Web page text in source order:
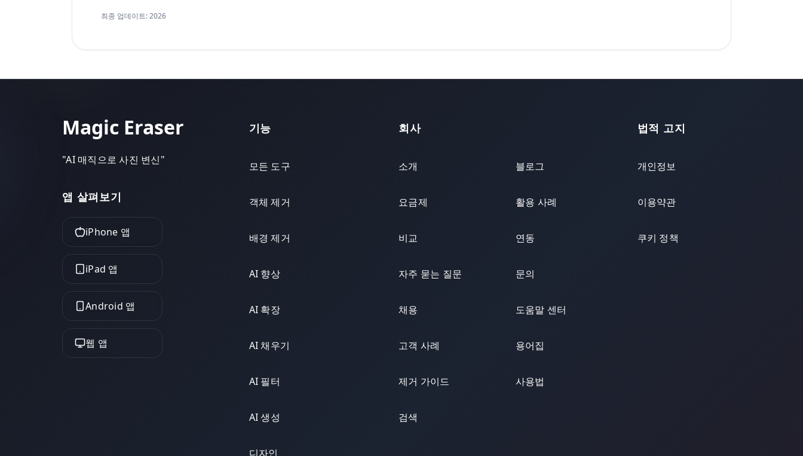
최종 업데이트: 2026
Magic Eraser
"AI 매직으로 사진 변신"
앱 살펴보기
iPhone 앱
iPad 앱
Android 앱
웹 앱
기능
모든 도구
객체 제거
배경 제거
AI 향상
AI 확장
AI 채우기
AI 필터
AI 생성
디자인
회사
소개 블로그
요금제 활용 사례
비교 연동
자주 묻는 질문 문의
채용 도움말 센터
고객 사례 용어집
제거 가이드 사용법
검색
법적 고지
개인정보
이용약관
쿠키 정책